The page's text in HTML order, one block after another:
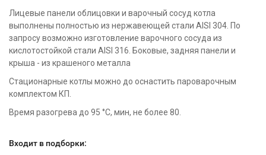
Лицевые панели облицовки и варочный сосуд котла
выполнены полностью из нержавеющей стали AISI 304. По
запросу возможно изготовление варочного сосуда из
кислотостойкой стали AISI 316. Боковые, задняя панели и
крыша - из крашеного металла
Стационарные котлы можно до оснастить пароварочным
комплектом КП.
Время разогрева до 95 °C, мин, не более 80.
Входит в подборки: